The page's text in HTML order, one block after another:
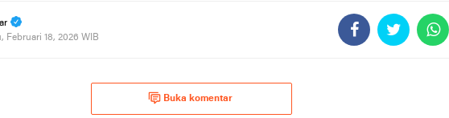
Februari 18, 2026 WIB
Buka komentar